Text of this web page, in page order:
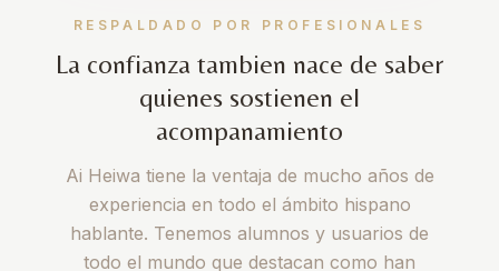
RESPALDADO POR PROFESIONALES
La confianza tambien nace de saber
quienes sostienen el
acompanamiento
Ai Heiwa tiene la ventaja de mucho años de
experiencia en todo el ámbito hispano
hablante. Tenemos alumnos y usuarios de
todo el mundo que destacan como han